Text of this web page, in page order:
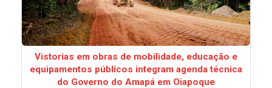
Vistorias em obras de mobilidade, educação e
equipamentos públicos integram agenda técnica
do Governo do Amapá em Oiapoque